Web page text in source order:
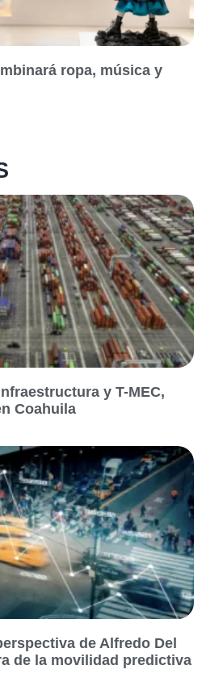
ropa, música y
y T-MEC,
Coahuila
de Alfredo Del
de la movilidad predictiva